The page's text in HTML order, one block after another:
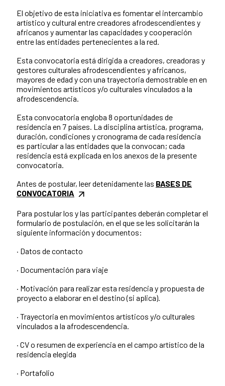
El objetivo de esta iniciativa es fomentar el intercambio
artístico y cultural entre creadores afrodescendientes y
africanos y aumentar las capacidades y cooperación
entre las entidades pertenecientes a la red.
Esta convocatoria está dirigida a creadores, creadoras y
gestores culturales afrodescendientes y africanos,
mayores de edad y con una trayectoria demostrable en en
movimientos artísticos y/o culturales vinculados a la
afrodescendencia.
Esta convocatoria engloba 8 oportunidades de
residencia en 7 países. La disciplina artística, programa,
duración, condiciones y cronograma de cada residencia
es particular a las entidades que la convocan; cada
residencia está explicada en los anexos de la presente
convocatoria.
Antes de postular, leer detenidamente las BASES DE
CONVOCATORIA
Para postular los y las participantes deberán completar el
formulario de postulación, en el que se les solicitarán la
siguiente información y documentos:
· Datos de contacto
· Documentación para viaje
· Motivación para realizar esta residencia y propuesta de
proyecto a elaborar en el destino (si aplica).
· Trayectoria en movimientos artísticos y/o culturales
vinculados a la afrodescendencia.
· CV o resumen de experiencia en el campo artístico de la
residencia elegida
· Portafolio